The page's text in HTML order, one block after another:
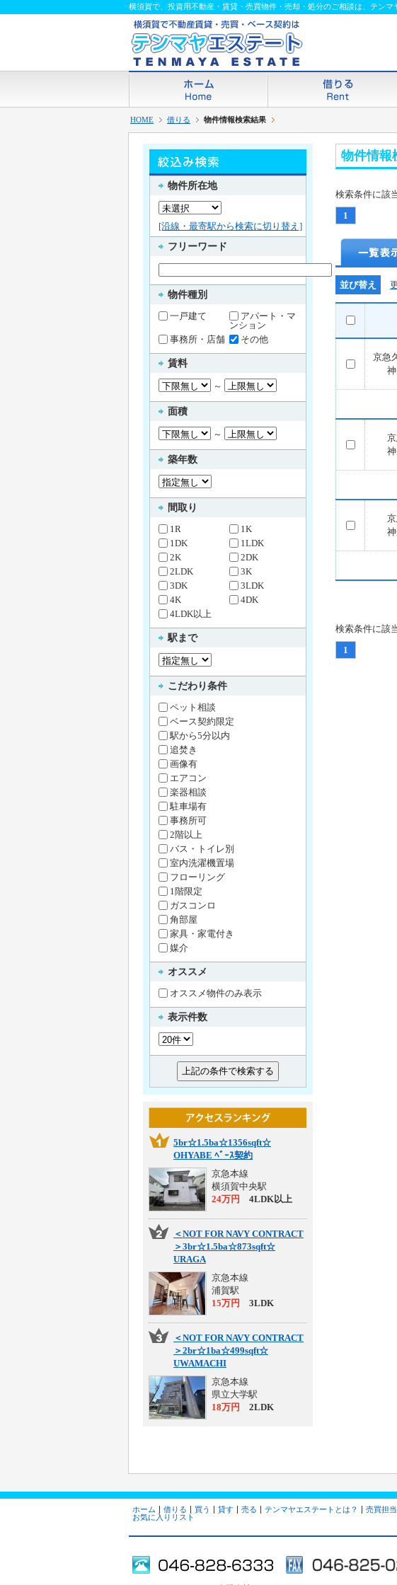
横須賀で、投資用不動産・賃貸・売買物件・売却・処分のご相談は、テン
HOME 借りる 物件情報検索結果
物件所在地
[沿線・最寄駅から検索に切り替え]
フリーワード
物件種別
一戸建て
アパート・マ
ンション
事務所・店舗
その他
賃料
～
面積
～
築年数
間取り
1R
1K
1DK
1LDK
2K
2DK
2LDK
3K
3DK
3LDK
4K
4DK
4LDK以上
駅まで
こだわり条件
ペット相談
ベース契約限定
駅から5分以内
追焚き
画像有
エアコン
楽器相談
駐車場有
事務所可
2階以上
バス・トイレ別
室内洗濯機置場
フローリング
1階限定
ガスコンロ
角部屋
家具・家電付き
媒介
オススメ
オススメ物件のみ表示
表示件数
5br☆1.5ba☆1356sqft☆
OHYABE ﾍﾞｰｽ契約
京急本線
横須賀中央駅
24万円
4LDK以上
＜NOT FOR NAVY CONTRACT
＞3br☆1.5ba☆873sqft☆
URAGA
京急本線
浦賀駅
15万円
3LDK
＜NOT FOR NAVY CONTRACT
＞2br☆1ba☆499sqft☆
UWAMACHI
京急本線
県立大学駅
18万円
2LDK
物件情報
検索条件に該
1
並び替え
京急
検索条件に該
1
ホーム 借りる 買う 貸す 売る テンマヤエステートとは？ 売買担
お気に入りリスト